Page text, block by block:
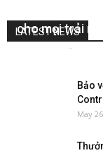
LATEST NEWS
cho mọi trải
-
Bảo
May